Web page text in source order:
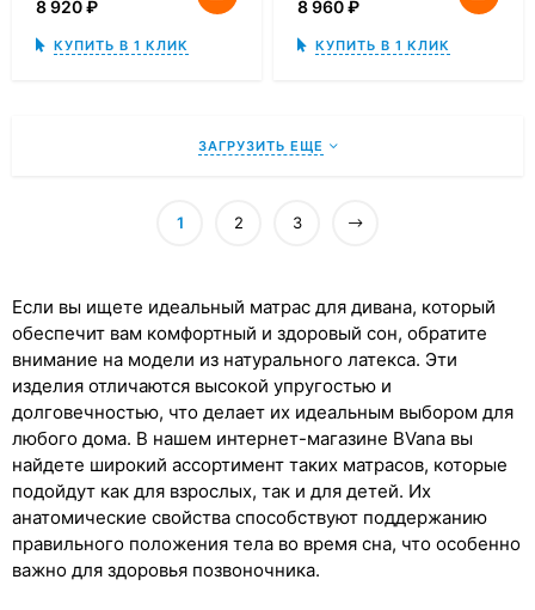
8 920₽
КУПИТЬ В 1 КЛИК
8 960₽
КУПИТЬ В 1 КЛИК
ЗАГРУЗИТЬ ЕЩЕ
1 2 3
Если вы ищете идеальный матрас для дивана, который
обеспечит вам комфортный и здоровый сон, обратите
внимание на модели из натурального латекса. Эти
изделия отличаются высокой упругостью и
долговечностью, что делает их идеальным выбором для
любого дома. В нашем интернет-магазине BVana вы
найдете широкий ассортимент таких матрасов, которые
подойдут как для взрослых, так и для детей. Их
анатомические свойства способствуют поддержанию
правильного положения тела во время сна, что особенно
важно для здоровья позвоночника.